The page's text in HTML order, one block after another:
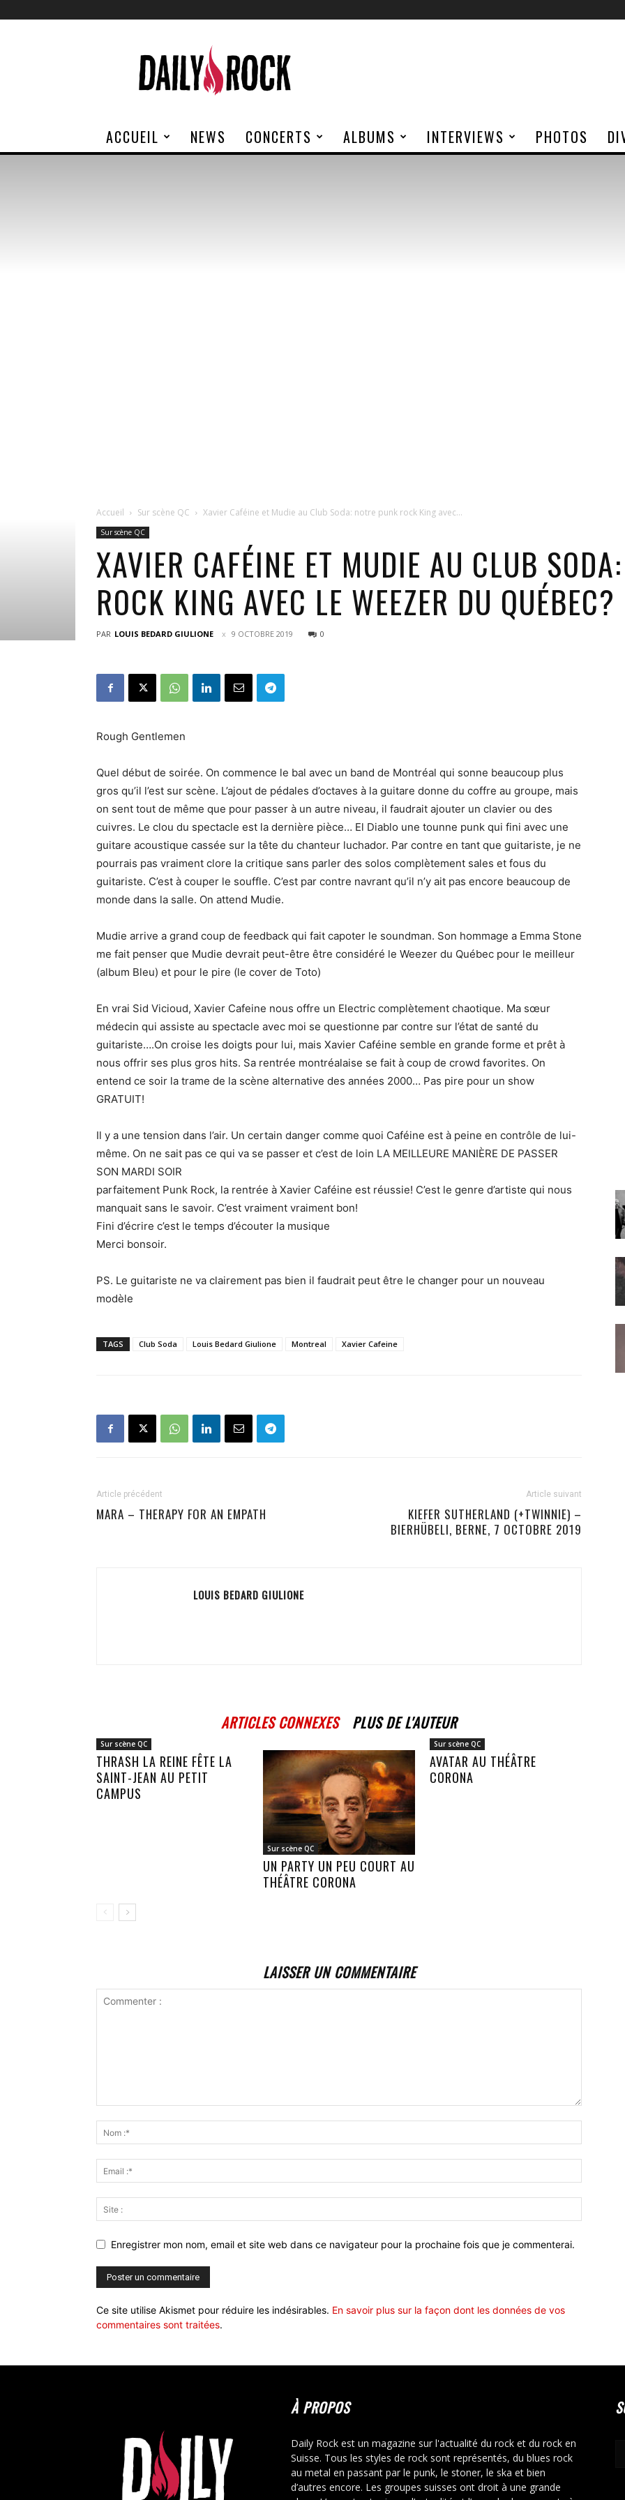
Rock
ACCUEIL NEWS CONCERTS ALBUMS INTERVIEWS PHOTOS
Accueil Sur scène QC Xavier Caféine et Mudie au Club Soda: notre punk rock King avec...
Sur scène QC
XAVIER CAFÉINE ET MUDIE AU CLUB
ROCK KING AVEC LE WEEZER DU QUÉBEC?
PAR LOUIS BEDARD GIULIONE 9 OCTOBRE 2019 0
Rough Gentlemen
Quel début de soirée. On commence le bal avec un band de Montréal qui sonne beaucoup plus
gros qu’il l’est sur scène. L’ajout de pédales d’octaves à la guitare donne du coffre au groupe, mais
on sent tout de même que pour passer à un autre niveau, il faudrait ajouter un clavier ou des
cuivres. Le clou du spectacle est la dernière pièce… El Diablo une tounne punk qui fini avec une
guitare acoustique cassée sur la tête du chanteur luchador. Par contre en tant que guitariste, je ne
pourrais pas vraiment clore la critique sans parler des solos complètement sales et fous du
guitariste. C’est à couper le souffle. C’est par contre navrant qu’il n’y ait pas encore beaucoup de
monde dans la salle. On attend Mudie.
Mudie arrive a grand coup de feedback qui fait capoter le soundman. Son hommage a Emma Stone
me fait penser que Mudie devrait peut-être être considéré le Weezer du Québec pour le meilleur
(album Bleu) et pour le pire (le cover de Toto)
En vrai Sid Vicioud, Xavier Cafeine nous offre un Electric complètement chaotique. Ma sœur
médecin qui assiste au spectacle avec moi se questionne par contre sur l’état de santé du
guitariste….On croise les doigts pour lui, mais Xavier Caféine semble en grande forme et prêt à
nous offrir ses plus gros hits. Sa rentrée montréalaise se fait à coup de crowd favorites. On
entend ce soir la trame de la scène alternative des années 2000… Pas pire pour un show
GRATUIT!
Il y a une tension dans l’air. Un certain danger comme quoi Caféine est à peine en contrôle de lui-
même. On ne sait pas ce qui va se passer et c’est de loin LA MEILLEURE MANIÈRE DE PASSER
SON MARDI SOIR
parfaitement Punk Rock, la rentrée à Xavier Caféine est réussie! C’est le genre d’artiste qui nous
manquait sans le savoir. C’est vraiment vraiment bon!
Fini d’écrire c’est le temps d’écouter la musique
Merci bonsoir.
PS. Le guitariste ne va clairement pas bien il faudrait peut être le changer pour un nouveau
modèle
TAGS Club Soda Louis Bedard Giulione Montreal Xavier Cafeine
Article précédent
MARA – THERAPY FOR AN EMPATH
Article suivant
KIEFER SUTHERLAND (+TWINNIE) –
BIERHÜBELI, BERNE, 7 OCTOBRE 2019
LOUIS BEDARD GIULIONE
ARTICLES CONNEXES PLUS DE L'AUTEUR
Sur scène QC
THRASH LA REINE FÊTE LA
SAINT-JEAN AU PETIT
CAMPUS
Sur scène QC
UN PARTY UN PEU COURT AU
THÉÂTRE CORONA
Sur scène QC
AVATAR AU THÉÂTRE
CORONA
LAISSER UN COMMENTAIRE
Enregistrer mon nom, email et site web dans ce navigateur pour la prochaine fois que je commenterai.
Ce site utilise Akismet pour réduire les indésirables. En savoir plus sur la façon dont les données de vos
commentaires sont traitées.
À PROPOS
Daily Rock est un magazine sur l'actualité du rock et du rock en
Suisse. Tous les styles de rock sont représentés, du blues rock
au metal en passant par le punk, le stoner, le ska et bien
d’autres encore. Les groupes suisses ont droit à une grande